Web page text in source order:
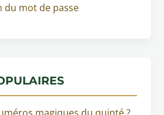
du mot de passe
magiques du quinté ?